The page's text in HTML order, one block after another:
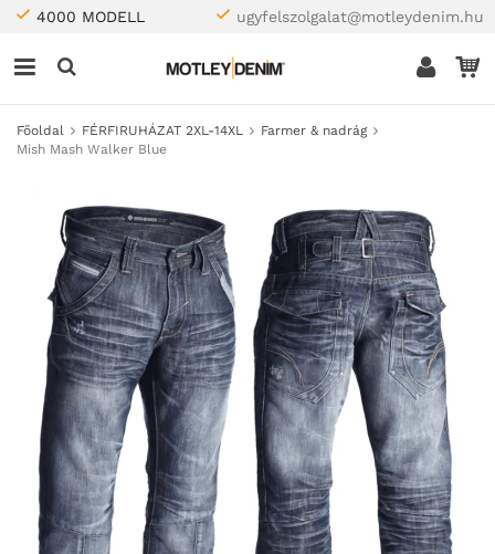
4000 MODELL ugyfelszolgalat@motleydenim.hu
Főoldal FÉRFIRUHÁZAT 2XL-14XL
Farmer & nadrág
Mish Mash Walker Blue